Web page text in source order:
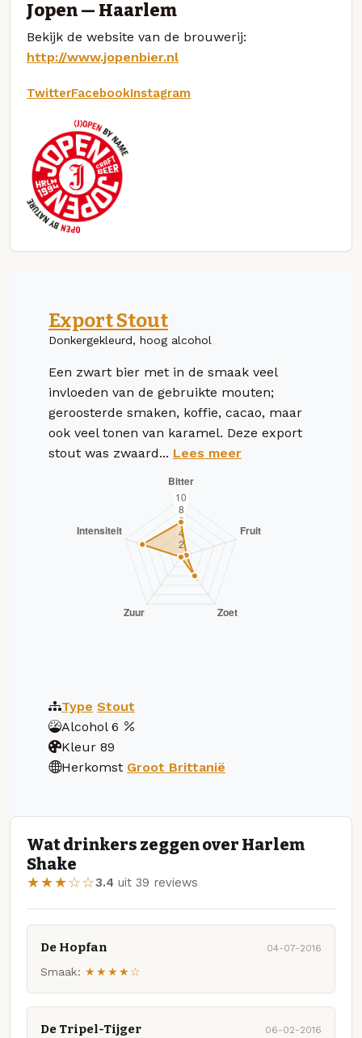
Jopen — Haarlem
Bekijk de website van de brouwerij:
http://www.jopenbier.nl
TwitterFacebookInstagram
Export Stout
Donkergekleurd, hoog alcohol
Een zwart bier met in de smaak veel
invloeden van de gebruikte mouten;
geroosterde smaken, koffie, cacao, maar
ook veel tonen van karamel. Deze export
stout was zwaard... Lees meer
Type Stout
Alcohol 6
Kleur 89
Herkomst Groot Brittanië
Wat drinkers zeggen over Harlem
Shake
★★★☆☆3.4 uit 39 reviews
De Hopfan 04-07-2016
Smaak: ★★★★☆
De Tripel-Tijger 06-02-2016